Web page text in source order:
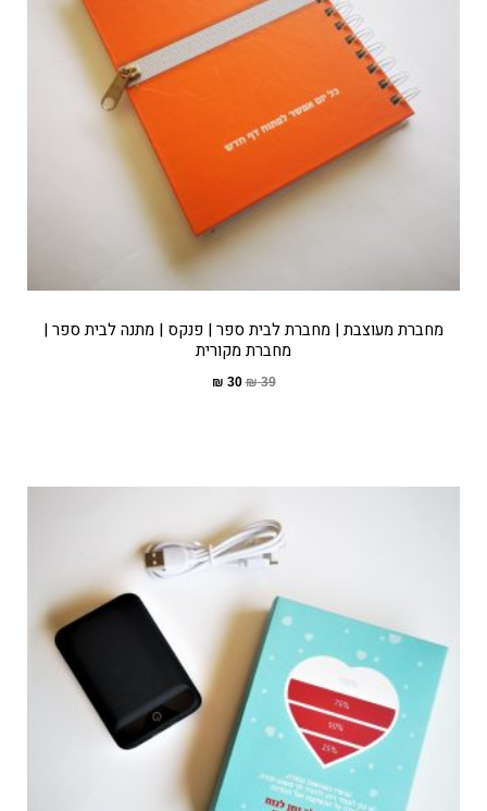
מחברת מעוצבת | מחברת לבית ספר | פנקס | מתנה לבית ספר |
מחברת מקורית
39
₪
30
₪